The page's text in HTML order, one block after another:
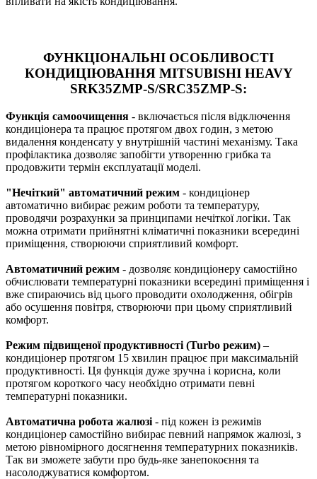
ФУНКЦІОНАЛЬНІ ОСОБЛИВОСТІ
КОНДИЦІЮВАННЯ MITSUBISHI HEAVY
SRK35ZMP-S/SRC35ZMP-S:
Функція самоочищення - включається після відключення
кондиціонера та працює протягом двох годин, з метою
видалення конденсату у внутрішній частині механізму. Така
профілактика дозволяє запобігти утворенню грибка та
продовжити термін експлуатації моделі.
"Нечіткий" автоматичний режим - кондиціонер
автоматично вибирає режим роботи та температуру,
проводячи розрахунки за принципами нечіткої логіки. Так
можна отримати прийнятні кліматичні показники всередині
приміщення, створюючи сприятливий комфорт.
Автоматичний режим - дозволяє кондиціонеру самостійно
обчислювати температурні показники всередині приміщення і
вже спираючись від цього проводити охолодження, обігрів
або осушення повітря, створюючи при цьому сприятливий
комфорт.
Режим підвищеної продуктивності (Turbo режим) –
кондиціонер протягом 15 хвилин працює при максимальній
продуктивності. Ця функція дуже зручна і корисна, коли
протягом короткого часу необхідно отримати певні
температурні показники.
Автоматична робота жалюзі - під кожен із режимів
кондиціонер самостійно вибирає певний напрямок жалюзі, з
метою рівномірного досягнення температурних показників.
Так ви зможете забути про будь-яке занепокоєння та
насолоджуватися комфортом.